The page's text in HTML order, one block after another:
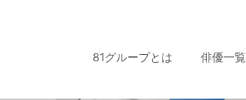
81グループとは 俳優一覧